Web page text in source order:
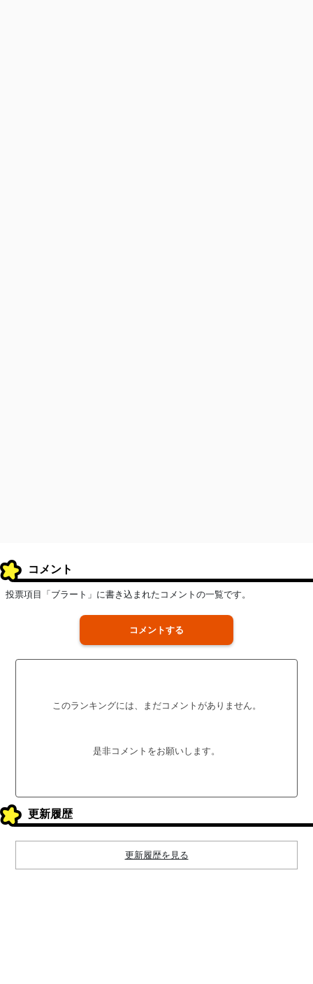
コメント
投票項目「ブラート」に書き込まれたコメントの一覧です。
コメントする
このランキングには、まだコメントがありません。
是非コメントをお願いします。
更新履歴
更新履歴を見る